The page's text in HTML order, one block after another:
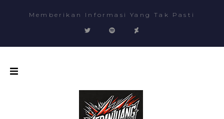
Memberikan Informasi Yang Tak Pasti